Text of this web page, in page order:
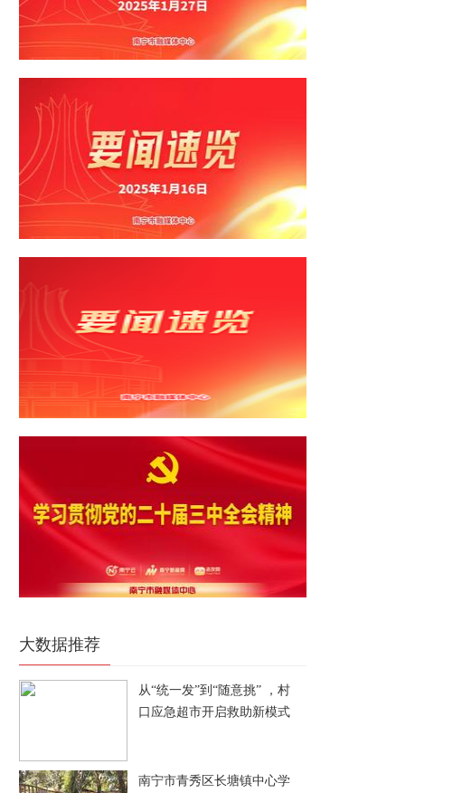
大数据推荐
从“统一发”到“随意挑” ，村
口应急超市开启救助新模式
南宁市青秀区长塘镇中心学